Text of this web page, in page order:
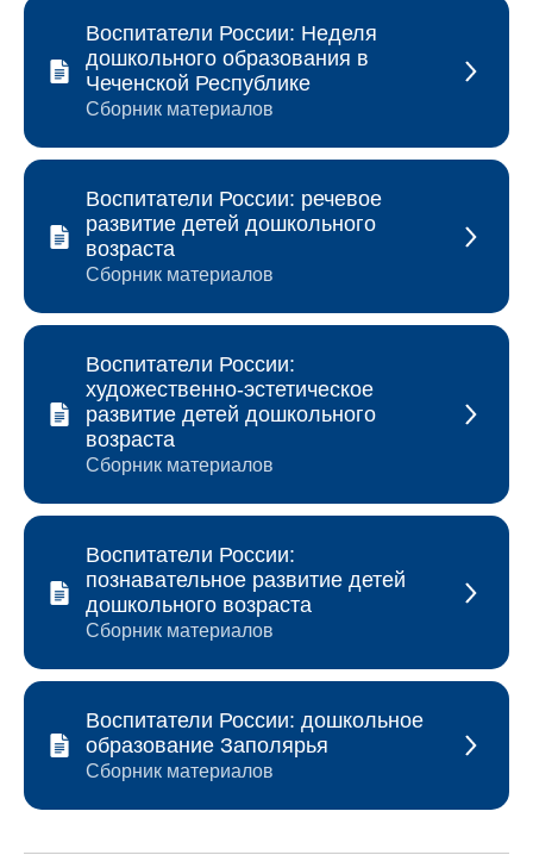
Воспитатели России: Неделя
дошкольного образования в
Чеченской Республике
Сборник материалов
Воспитатели России: речевое
развитие детей дошкольного
возраста
Сборник материалов
Воспитатели России:
художественно-эстетическое
развитие детей дошкольного
возраста
Сборник материалов
Воспитатели России:
познавательное развитие детей
дошкольного возраста
Сборник материалов
Воспитатели России: дошкольное
образование Заполярья
Сборник материалов